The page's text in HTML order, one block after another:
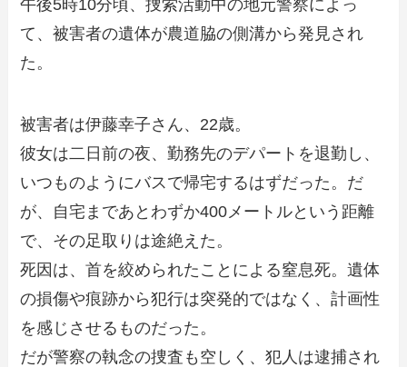
午後5時10分頃、捜索活動中の地元警察によっ
て、被害者の遺体が農道脇の側溝から発見され
た。
被害者は伊藤幸子さん、22歳。
彼女は二日前の夜、勤務先のデパートを退勤し、
いつものようにバスで帰宅するはずだった。だ
が、自宅まであとわずか400メートルという距離
で、その足取りは途絶えた。
死因は、首を絞められたことによる窒息死。遺体
の損傷や痕跡から犯行は突発的ではなく、計画性
を感じさせるものだった。
だが警察の執念の捜査も空しく、犯人は逮捕され